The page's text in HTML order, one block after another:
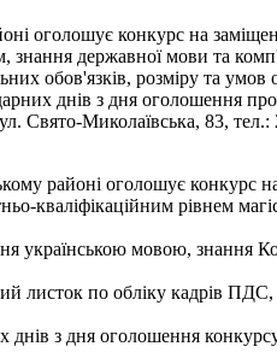
оголошує конкурс на
знання державної мови та
обов'язків, розміру та умов
днів з дня оголошення
Свято-Миколаївська, 83, тел.:
районі оголошує конкурс
кваліфікаційним рівнем
українською мовою, знання
листок по обліку кадрів
з дня оголошення